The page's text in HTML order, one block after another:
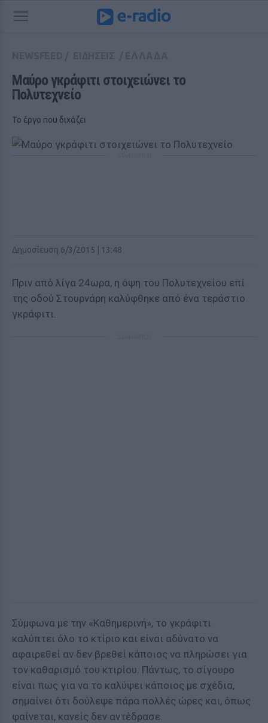
Μαύρο γκράφιτι στοιχειώνει το
Πολυτεχνείο
Το έργο που διχάζει
Δημοσίευση 6/3/2015 | 13:48
Πριν από λίγα 24ωρα, η όψη του Πολυτεχνείου επί
της οδού Στουρνάρη καλύφθηκε από ένα τεράστιο
γκράφιτι.
Σύμφωνα με την «Καθημερινή», το γκράφιτι
καλύπτει όλο το κτίριο και είναι αδύνατο να
αφαιρεθεί αν δεν βρεθεί κάποιος να πληρώσει για
τον καθαρισμό του κτιρίου. Πάντως, το σίγουρο
είναι πως για να το καλύψει κάποιος με σχέδια,
σημαίνει ότι δούλεψε πάρα πολλές ώρες και, όπως
φαίνεται, κανείς δεν αντέδρασε.